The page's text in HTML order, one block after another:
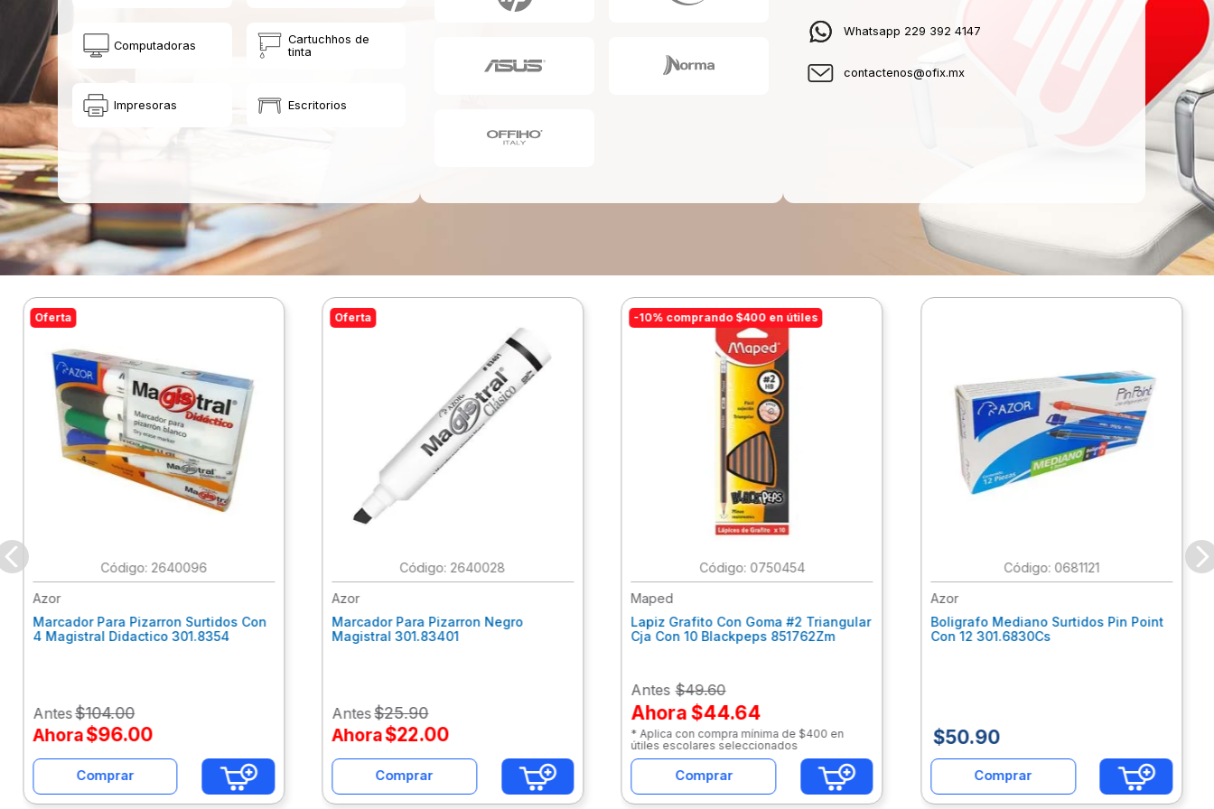
Computadoras
Cartuchhos de
tinta
Impresoras Escritorios
Whatsapp 229 392 4147
contactenos@ofix.mx
Oferta
: 2640096
Azor
Marcador Para Pizarron Surtidos Con
4 Magistral Didactico 301.8354
Antes$104.00
Ahora$96.00
Comprar
Oferta
: 2640028
Azor
Marcador Para Pizarron Negro
Magistral 301.83401
Antes$25.90
Ahora$22.00
Comprar
-10% comprando $400 en útiles
: 0750454
Maped
Lapiz Grafito Con Goma #2 Triangular
Cja Con 10 Blackpeps 851762Zm
Antes$49.60
Ahora$44.64
* Aplica con compra mínima de $400 en
útiles escolares seleccionados
Comprar
: 0681121
Azor
Boligrafo Mediano Surtidos Pin Point
Con 12 301.6830Cs
$50.90
Comprar